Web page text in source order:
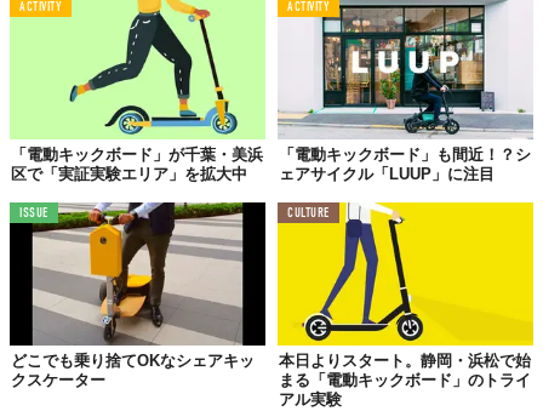
ACTIVITY
「電動キックボード」が千葉・美浜
区で「実証実験エリア」を拡大中
ACTIVITY
「電動キックボード」も間近！？シ
ェアサイクル「LUUP」に注目
ISSUE
どこでも乗り捨てOKなシェアキッ
クスケーター
CULTURE
本日よりスタート。静岡・浜松で始
まる「電動キックボード」のトライ
アル実験